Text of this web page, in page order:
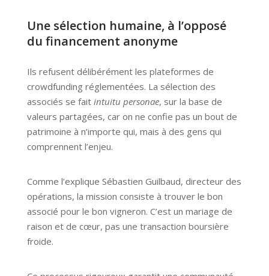
Une sélection humaine, à l’opposé
du financement anonyme
Ils refusent délibérément les plateformes de
crowdfunding réglementées. La sélection des
associés se fait intuitu personae, sur la base de
valeurs partagées, car on ne confie pas un bout de
patrimoine à n’importe qui, mais à des gens qui
comprennent l’enjeu.
Comme l’explique Sébastien Guilbaud, directeur des
opérations, la mission consiste à trouver le bon
associé pour le bon vigneron. C’est un mariage de
raison et de cœur, pas une transaction boursière
froide.